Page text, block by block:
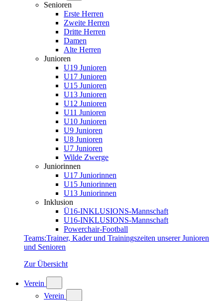
Senioren
Erste Herren
Zweite Herren
Dritte Herren
Damen
Alte Herren
Junioren
U19 Junioren
U17 Junioren
U15 Junioren
U13 Junioren
U12 Junioren
U11 Junioren
U10 Junioren
U9 Junioren
U8 Junioren
U7 Junioren
Wilde Zwerge
Juniorinnen
U17 Juniorinnen
U15 Juniorinnen
U13 Juniorinnen
Inklusion
Ü16-INKLUSIONS-Mannschaft
U16-INKLUSIONS-Mannschaft
Powerchair-Football
Teams:Trainer, Kader und Trainingszeiten unserer Junioren
und Senioren
Zur Übersicht
Verein
Verein